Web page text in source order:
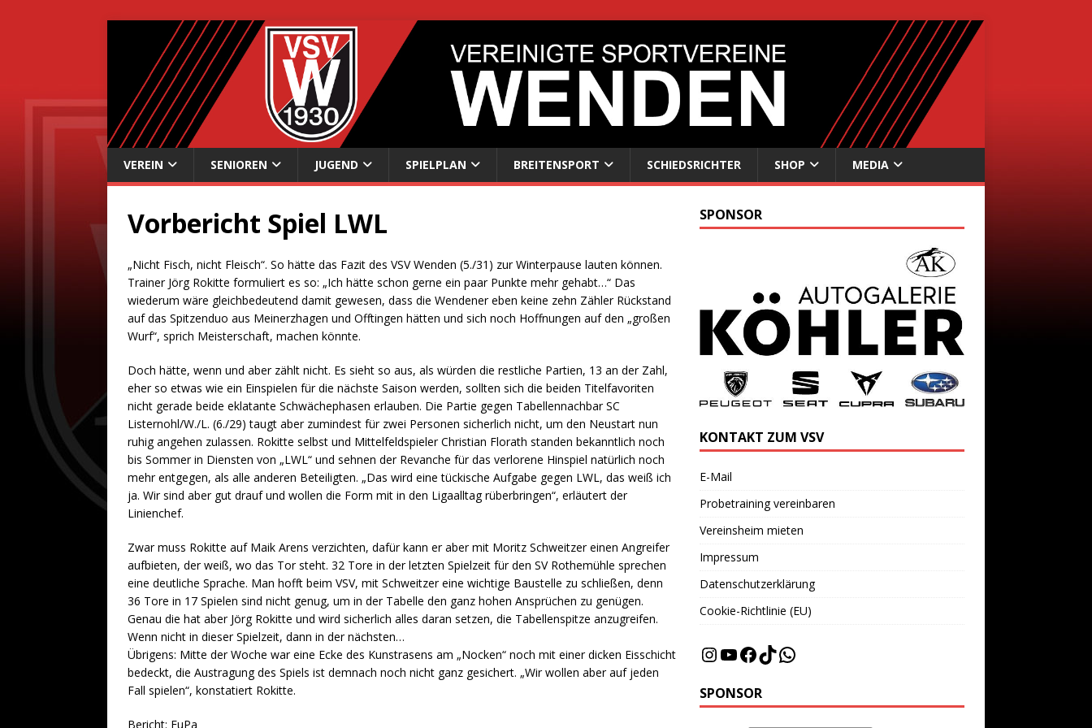
VEREIN SENIOREN JUGEND SPIELPLAN BREITENSPORT SCHIEDSRICHTER SHOP MEDIA
Vorbericht Spiel LWL
„Nicht Fisch, nicht Fleisch“. So hätte das Fazit des VSV Wenden (5./31) zur Winterpause lauten können.
Trainer Jörg Rokitte formuliert es so: „Ich hätte schon gerne ein paar Punkte mehr gehabt…“ Das
wiederum wäre gleichbedeutend damit gewesen, dass die Wendener eben keine zehn Zähler Rückstand
auf das Spitzenduo aus Meinerzhagen und Offtingen hätten und sich noch Hoffnungen auf den „großen
Wurf“, sprich Meisterschaft, machen könnte.
Doch hätte, wenn und aber zählt nicht. Es sieht so aus, als würden die restliche Partien, 13 an der Zahl,
eher so etwas wie ein Einspielen für die nächste Saison werden, sollten sich die beiden Titelfavoriten
nicht gerade beide eklatante Schwächephasen erlauben. Die Partie gegen Tabellennachbar SC
Listernohl/W./L. (6./29) taugt aber zumindest für zwei Personen sicherlich nicht, um den Neustart nun
ruhig angehen zulassen. Rokitte selbst und Mittelfeldspieler Christian Florath standen bekanntlich noch
bis Sommer in Diensten von „LWL“ und sehnen der Revanche für das verlorene Hinspiel natürlich noch
mehr entgegen, als alle anderen Beteiligten. „Das wird eine tückische Aufgabe gegen LWL, das weiß ich
ja. Wir sind aber gut drauf und wollen die Form mit in den Ligaalltag rüberbringen“, erläutert der
Linienchef.
Zwar muss Rokitte auf Maik Arens verzichten, dafür kann er aber mit Moritz Schweitzer einen Angreifer
aufbieten, der weiß, wo das Tor steht. 32 Tore in der letzten Spielzeit für den SV Rothemühle sprechen
eine deutliche Sprache. Man hofft beim VSV, mit Schweitzer eine wichtige Baustelle zu schließen, denn
36 Tore in 17 Spielen sind nicht genug, um in der Tabelle den ganz hohen Ansprüchen zu genügen.
Genau die hat aber Jörg Rokitte und wird sicherlich alles daran setzen, die Tabellenspitze anzugreifen.
Wenn nicht in dieser Spielzeit, dann in der nächsten…
Übrigens: Mitte der Woche war eine Ecke des Kunstrasens am „Nocken“ noch mit einer dicken Eisschicht
bedeckt, die Austragung des Spiels ist demnach noch nicht ganz gesichert. „Wir wollen aber auf jeden
Fall spielen“, konstatiert Rokitte.
Bericht: FuPa
SPONSOR
KONTAKT ZUM VSV
E-Mail
Probetraining vereinbaren
Vereinsheim mieten
Impressum
Datenschutzerklärung
Cookie-Richtlinie (EU)
SPONSOR